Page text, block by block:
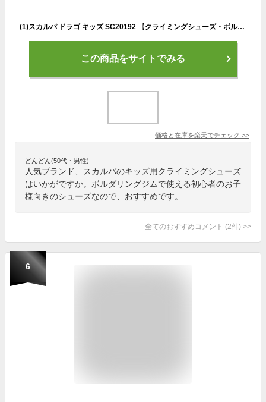
(1)スカルパ ドラゴ キッズ SC20192 【クライミングシューズ・ボルダリングシューズ】【キッズクライミングシューズ】
この商品をサイトでみる
価格と在庫を楽天でチェック >>
どんどん(50代・男性)
人気ブランド、スカルパのキッズ用クライミングシューズ
はいかがですか。ボルダリングジムで使える初心者のお子
様向きのシューズなので、おすすめです。
全てのおすすめコメント (2件) >
6